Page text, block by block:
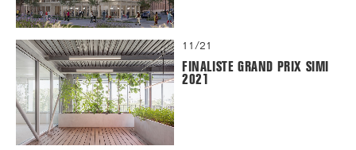
11/21
FINALISTE GRAND PRIX SIMI
2021